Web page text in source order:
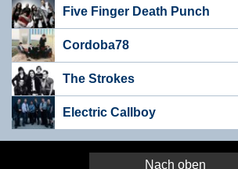
Five Finger Death Punch
Cordoba78
The Strokes
Electric Callboy
Nach oben